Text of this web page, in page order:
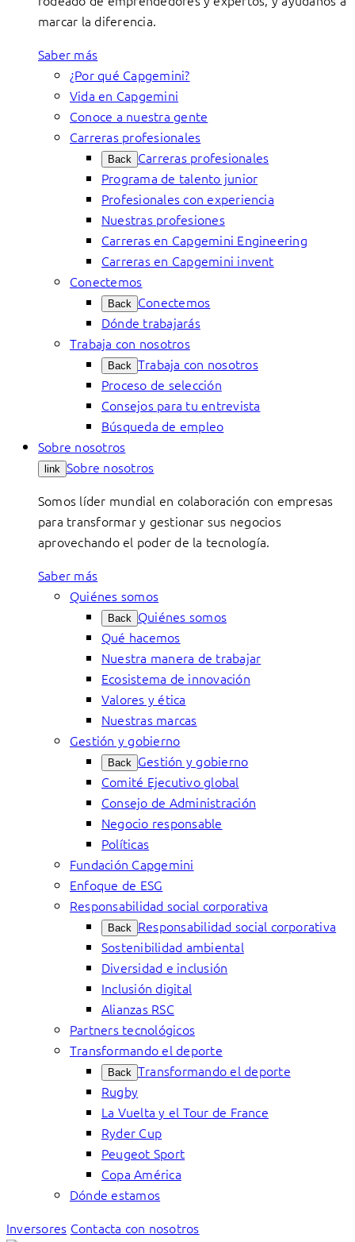
marcar la diferencia.
Saber más
¿Por qué Capgemini?
Vida en Capgemini
Conoce a nuestra gente
Carreras profesionales
Back Carreras profesionales
Programa de talento junior
Profesionales con experiencia
Nuestras profesiones
Carreras en Capgemini Engineering
Carreras en Capgemini invent
Conectemos
Back Conectemos
Dónde trabajarás
Trabaja con nosotros
Back Trabaja con nosotros
Proceso de selección
Consejos para tu entrevista
Búsqueda de empleo
Sobre nosotros
link Sobre nosotros
Somos líder mundial en colaboración con empresas
para transformar y gestionar sus negocios
aprovechando el poder de la tecnología.
Saber más
Quiénes somos
Back Quiénes somos
Qué hacemos
Nuestra manera de trabajar
Ecosistema de innovación
Valores y ética
Nuestras marcas
Gestión y gobierno
Back Gestión y gobierno
Comité Ejecutivo global
Consejo de Administración
Negocio responsable
Políticas
Fundación Capgemini
Enfoque de ESG
Responsabilidad social corporativa
Back Responsabilidad social corporativa
Sostenibilidad ambiental
Diversidad e inclusión
Inclusión digital
Alianzas RSC
Partners tecnológicos
Transformando el deporte
Back Transformando el deporte
Rugby
La Vuelta y el Tour de France
Ryder Cup
Peugeot Sport
Copa América
Dónde estamos
Inversores Contacta con nosotros